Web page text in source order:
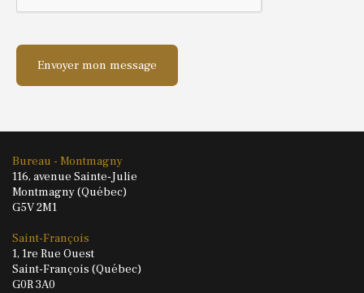
Bureau - Montmagny
116, avenue Sainte-Julie
Montmagny (Québec)
G5V 2M1
Saint-François
1, 1re Rue Ouest
Saint-François (Québec)
G0R 3A0